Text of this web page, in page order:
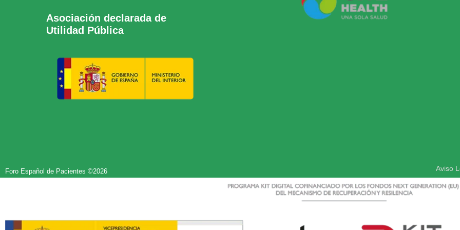
Asociación declarada de
Utilidad Pública
Foro Español de Pacientes ©2026 Aviso